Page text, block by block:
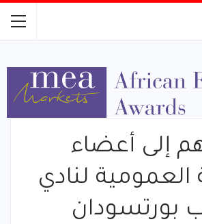
إلى أعضاء
العمومية لنادي
بورتسودان